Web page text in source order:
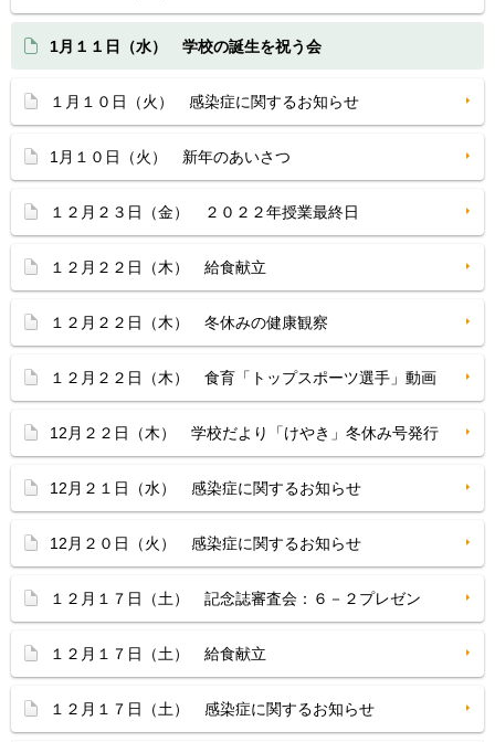
1月１１日（水） 学校の誕生を祝う会
１月１０日（火） 感染症に関するお知らせ
1月１０日（火） 新年のあいさつ
１２月２３日（金） ２０２２年授業最終日
１２月２２日（木） 給食献立
１２月２２日（木） 冬休みの健康観察
１２月２２日（木） 食育「トップスポーツ選手」動画
12月２２日（木） 学校だより「けやき」冬休み号発行
12月２１日（水） 感染症に関するお知らせ
12月２０日（火） 感染症に関するお知らせ
１２月１７日（土） 記念誌審査会：６－２プレゼン
１２月１７日（土） 給食献立
１２月１７日（土） 感染症に関するお知らせ